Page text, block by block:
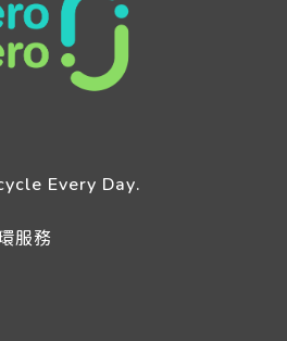
Every Day.
服務